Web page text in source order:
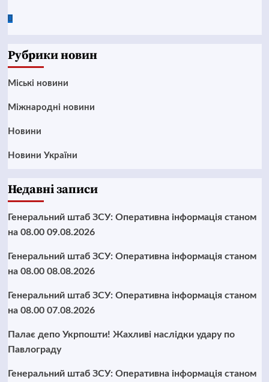
Google
Рубрики новин
Mіські новини
Міжнародні новини
Новини
Новини України
Недавні записи
Генеральний штаб ЗСУ: Оперативна інформація станом
на 08.00 09.08.2026
Генеральний штаб ЗСУ: Оперативна інформація станом
на 08.00 08.08.2026
Генеральний штаб ЗСУ: Оперативна інформація станом
на 08.00 07.08.2026
Палає депо Укрпошти! Жахливі наслідки удару по
Павлограду
Генеральний штаб ЗСУ: Оперативна інформація станом